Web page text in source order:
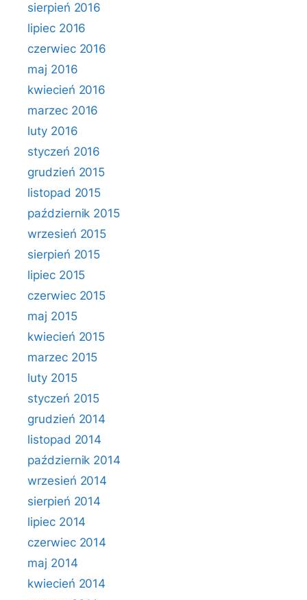
sierpień 2016
lipiec 2016
czerwiec 2016
maj 2016
kwiecień 2016
marzec 2016
luty 2016
styczeń 2016
grudzień 2015
listopad 2015
październik 2015
wrzesień 2015
sierpień 2015
lipiec 2015
czerwiec 2015
maj 2015
kwiecień 2015
marzec 2015
luty 2015
styczeń 2015
grudzień 2014
listopad 2014
październik 2014
wrzesień 2014
sierpień 2014
lipiec 2014
czerwiec 2014
maj 2014
kwiecień 2014